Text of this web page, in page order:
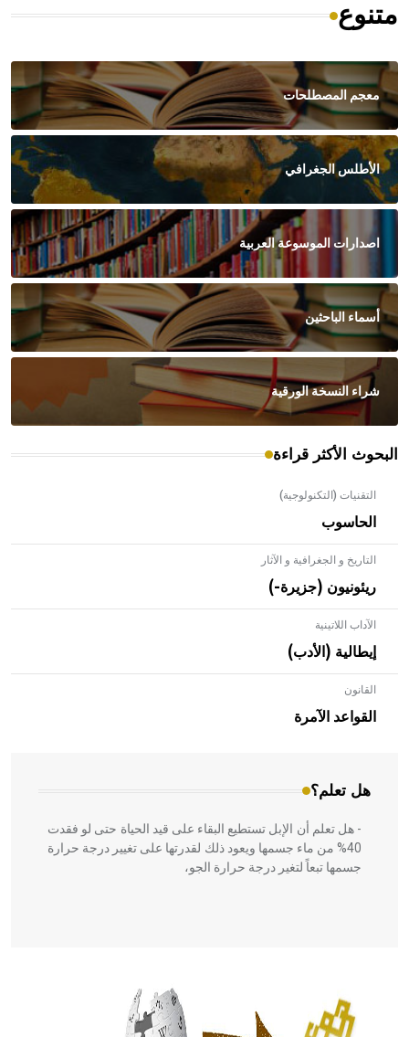
متنوع
معجم المصطلحات
الأطلس الجغرافي
اصدارات الموسوعة العربية
أسماء الباحثين
شراء النسخة الورقية
البحوث الأكثر قراءة
التقنيات (التكنولوجية)
الحاسوب
التاريخ و الجغرافية و الآثار
ريئونيون (جزيرة-)
الآداب اللاتينية
إيطالية (الأدب)
القانون
القواعد الآمرة
هل تعلم؟
- هل تعلم أن الأبلق نوع من الفنون الهندسية التي ارتبطت
بالعمارة الإسلامية في بلاد الشام ومصر خاصة، حيث يحرص
المعمار على بناء مداميكه وخاصة في الواجهات
- هل تعلم أن الإبل تستطيع البقاء على قيد الحياة حتى لو فقدت
40% من ماء جسمها ويعود ذلك لقدرتها على تغيير درجة حرارة
جسمها تبعاً لتغير درجة حرارة الجو،
الحكم، الأدلة، تنظيم التغذية، ورسالته في جروح الرأس. ويعود
له الفضل بأنه حرر الطب من الدين والفلسفة.